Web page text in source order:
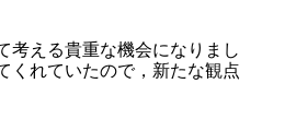
考える貴重な機会になりまし
くれていたので，新たな観点